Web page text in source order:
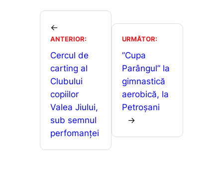
e
o
o
k
l
A
p
p
e
n
er
ta
a
z
ă
←
ANTERIOR:
Cercul de
carting al
Clubului
copiilor
Valea Jiului,
sub semnul
perfomanței
URMĂTOR:
”Cupa
Parângul” la
gimnastică
aerobică, la
Petroșani
→